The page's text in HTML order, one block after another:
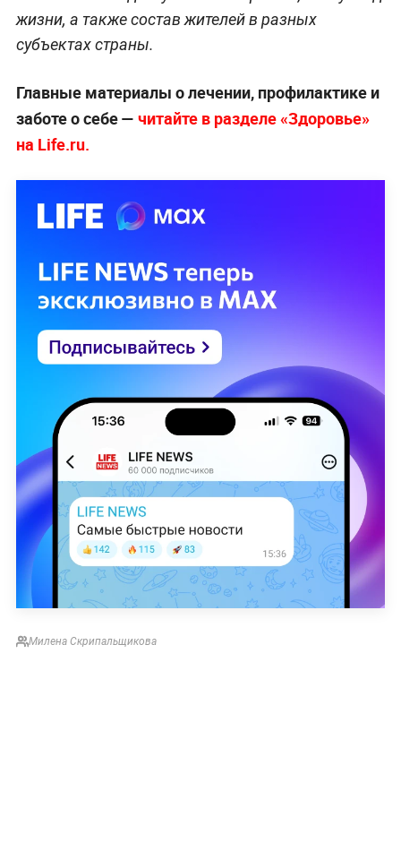
жизни, а также состав жителей в разных
субъектах страны.
Главные материалы о лечении, профилактике и
заботе о себе — читайте в разделе «Здоровье»
на Life.ru.
Милена Скрипальщикова